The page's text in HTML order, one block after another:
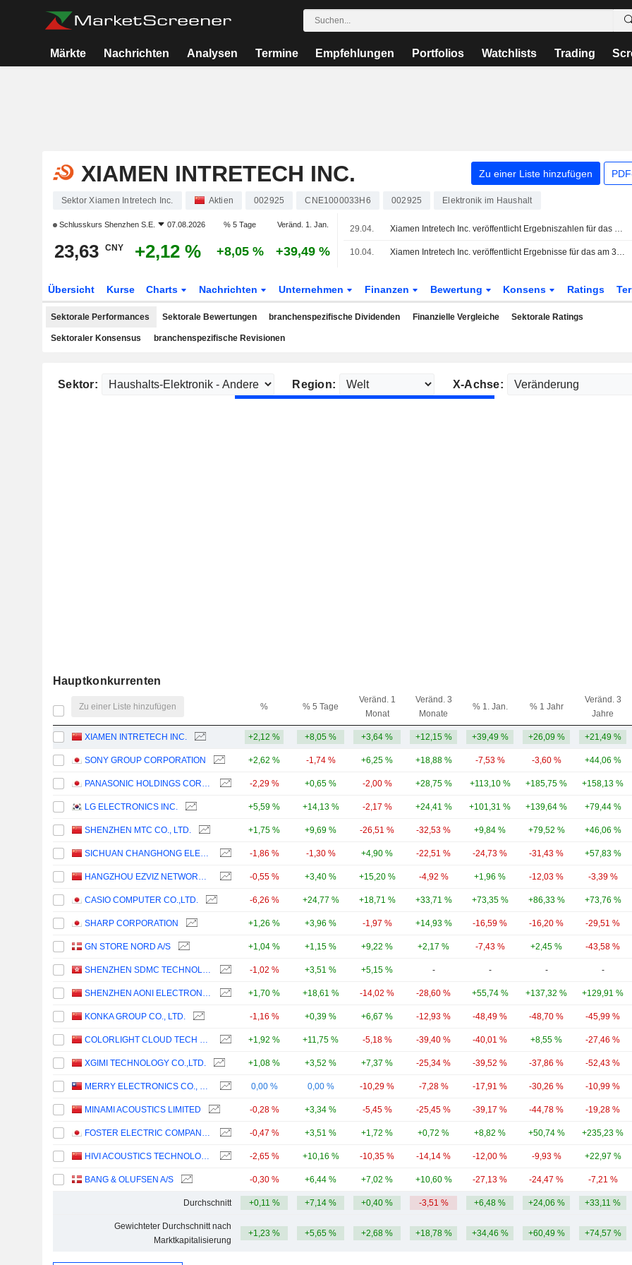
Märkte Nachrichten Analysen Termine Empfehlungen Portfolios Watchlists Trading
XIAMEN INTRETECH INC. Zu einer Liste hinzufügen
Sektor Xiamen Intretech Inc. Aktien 002925 CNE1000033H6 002925 Elektronik im Haushalt
Schlusskurs Shenzhen S.E. 07.08.2026 % 5 Tage Veränd. 1. Jan.
23,63 CNY +2,12 % +8,05 % +39,49 %
29.04. Xiamen Intretech Inc. veröffentlicht Ergebniszahlen für das erste Quartal zum 31. März 2026
10.04. Xiamen Intretech Inc. veröffentlicht Ergebnisse für das am 31. Dezember 2025 endende Geschäftsjahr
Übersicht Kurse Charts Nachrichten Unternehmen Finanzen Bewertung Konsens Ratings
Sektorale Performances Sektorale Bewertungen branchenspezifische Dividenden Finanzielle Vergleiche Sektorale Ratings
Sektoraler Konsensus branchenspezifische Revisionen
Sektor: Region: X-Achse:
Hauptkonkurrenten
Zu einer Liste hinzufügen % % 5 Tage
Veränd. 1
Monat
Veränd. 3
Monate
% 1. Jan. % 1 Jahr
Veränd. 3
Jahre
XIAMEN INTRETECH INC. +2,12 % +8,05 % +3,64 % +12,15 % +39,49 % +26,09 % +21,49 %
SONY GROUP CORPORATION +2,62 % -1,74 % +6,25 % +18,88 % -7,53 % -3,60 % +44,06 %
PANASONIC HOLDINGS CORPORATION -2,29 % +0,65 % -2,00 % +28,75 % +113,10 % +185,75 % +158,13 %
LG ELECTRONICS INC. +5,59 % +14,13 % -2,17 % +24,41 % +101,31 % +139,64 % +79,44 %
SHENZHEN MTC CO., LTD. +1,75 % +9,69 % -26,51 % -32,53 % +9,84 % +79,52 % +46,06 %
SICHUAN CHANGHONG ELECTRIC CO.,LTD. -1,86 % -1,30 % +4,90 % -22,51 % -24,73 % -31,43 % +57,83 %
HANGZHOU EZVIZ NETWORK CO., LTD. -0,55 % +3,40 % +15,20 % -4,92 % +1,96 % -12,03 % -3,39 %
CASIO COMPUTER CO.,LTD. -6,26 % +24,77 % +18,71 % +33,71 % +73,35 % +86,33 % +73,76 %
SHARP CORPORATION +1,26 % +3,96 % -1,97 % +14,93 % -16,59 % -16,20 % -29,51 %
GN STORE NORD A/S +1,04 % +1,15 % +9,22 % +2,17 % -7,43 % +2,45 % -43,58 %
SHENZHEN SDMC TECHNOLOGY CO., LTD. -1,02 % +3,51 % +5,15 % - - - -
SHENZHEN AONI ELECTRONIC CO., LTD. +1,70 % +18,61 % -14,02 % -28,60 % +55,74 % +137,32 % +129,91 %
KONKA GROUP CO., LTD. -1,16 % +0,39 % +6,67 % -12,93 % -48,49 % -48,70 % -45,99 %
COLORLIGHT CLOUD TECH LTD +1,92 % +11,75 % -5,18 % -39,40 % -40,01 % +8,55 % -27,46 %
XGIMI TECHNOLOGY CO.,LTD. +1,08 % +3,52 % +7,37 % -25,34 % -39,52 % -37,86 % -52,43 %
MERRY ELECTRONICS CO., LTD. 0,00 % 0,00 % -10,29 % -7,28 % -17,91 % -30,26 % -10,99 %
MINAMI ACOUSTICS LIMITED -0,28 % +3,34 % -5,45 % -25,45 % -39,17 % -44,78 % -19,28 %
FOSTER ELECTRIC COMPANY, LIMITED -0,47 % +3,51 % +1,72 % +0,72 % +8,82 % +50,74 % +235,23 %
HIVI ACOUSTICS TECHNOLOGY CO., LTD -2,65 % +10,16 % -10,35 % -14,14 % -12,00 % -9,93 % +22,97 %
BANG & OLUFSEN A/S -0,30 % +6,44 % +7,02 % +10,60 % -27,13 % -24,47 % -7,21 %
Durchschnitt +0,11 % +7,14 % +0,40 % -3,51 % +6,48 % +24,06 % +33,11 %
Gewichteter Durchschnitt nach
Marktkapitalisierung
+1,23 % +5,65 % +2,68 % +18,78 % +34,46 % +60,49 % +74,57 %